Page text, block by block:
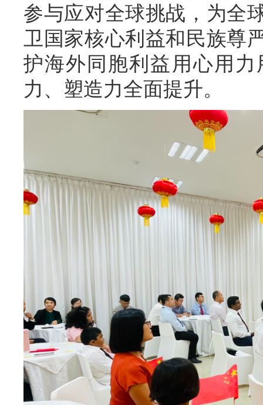
参与应对全球挑战，为全
卫国家核心利益和民族尊
护海外同胞利益用心用
力、塑造力全面提升。